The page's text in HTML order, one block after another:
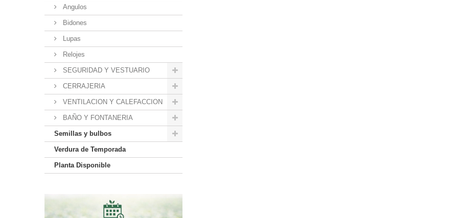
Angulos
Bidones
Lupas
Relojes
SEGURIDAD Y VESTUARIO
CERRAJERIA
VENTILACION Y CALEFACCION
BAÑO Y FONTANERIA
Semillas y bulbos
Verdura de Temporada
Planta Disponible